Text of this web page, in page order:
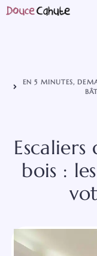
Aller
EN 5 MINUTES,
bois :